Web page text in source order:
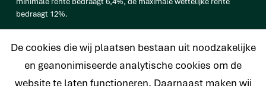
bedraagt 12%.
bedraagt € 33.638 op basis van een looptijd van 120 maanden met
een maandtermijn van € 280,32 en een rentetarief van 6,4%.
De cookies die wij plaatsen bestaan uit noodzakelijke
en geanonimiseerde analytische cookies om de
website te laten functioneren. Daarnaast maken wij